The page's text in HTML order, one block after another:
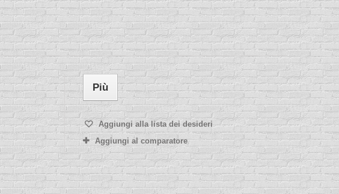
Più
Aggiungi alla lista dei desideri
Aggiungi al comparatore